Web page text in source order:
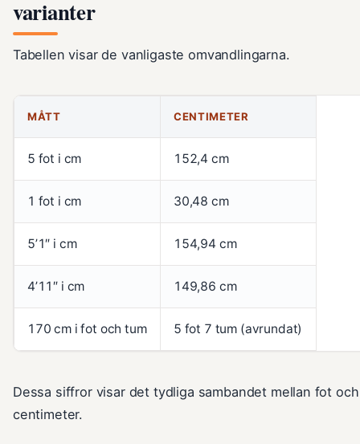
varianter
Tabellen visar de vanligaste omvandlingarna.
MÅTT CENTIMETER
5 fot i cm 152,4 cm
1 fot i cm 30,48 cm
5’1″ i cm 154,94 cm
4’11″ i cm 149,86 cm
170 cm i fot och tum 5 fot 7 tum (avrundat)
Dessa siffror visar det tydliga sambandet mellan fot och
centimeter.